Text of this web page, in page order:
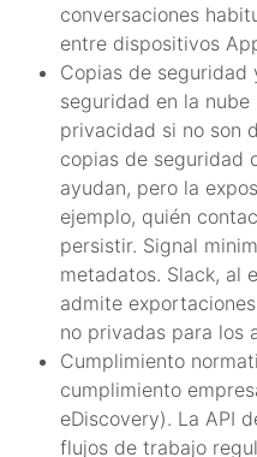
conversaciones
entre dispositivos
Copias de seguridad
seguridad en la
privacidad si no son
copias de seguridad
ayudan, pero la
ejemplo, quién
persistir. Signal
metadatos. Slack, al
admite
no privadas para los
Cumplimiento
cumplimiento
eDiscovery). La API
flujos de trabajo